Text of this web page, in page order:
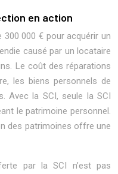
en action
000 € pour acquérir un
causé par un locataire
Le coût des réparations
les biens personnels de
Avec la SCI, seule la SCI
le patrimoine personnel.
des patrimoines offre une
par la SCI n’est pas